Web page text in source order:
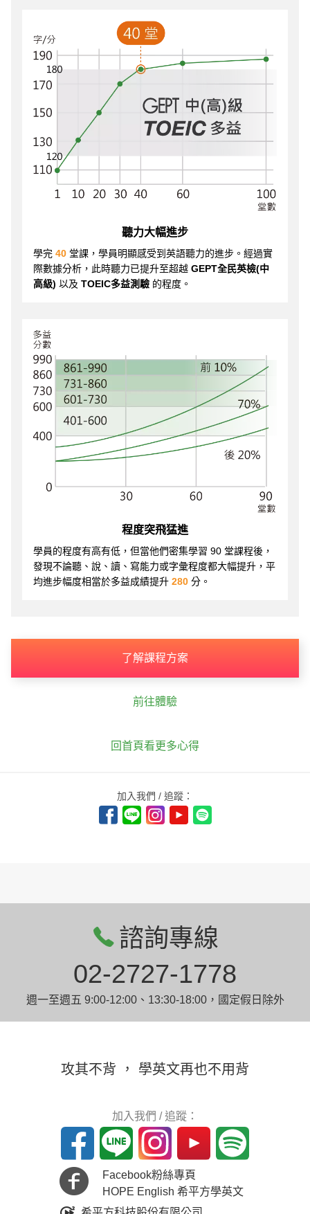
聽力大幅進步
學完 40 堂課，學員明顯感受到英語聽力的進步。經過實
際數據分析，此時聽力已提升至超越 GEPT全民英檢(中
高級) 以及 TOEIC多益測驗 的程度。
程度突飛猛進
學員的程度有高有低，但當他們密集學習 90 堂課程後，
發現不論聽、說、讀、寫能力或字彙程度都大幅提升，平
均進步幅度相當於多益成績提升 280 分。
了解課程方案
前往體驗
回首頁看更多心得
加入我們 / 追蹤：
諮詢專線
02-2727-1778
週一至週五 9:00-12:00、13:30-18:00，國定假日除外
攻其不背 ， 學英文再也不用背
加入我們 / 追蹤：
Facebook粉絲專頁
HOPE English 希平方學英文